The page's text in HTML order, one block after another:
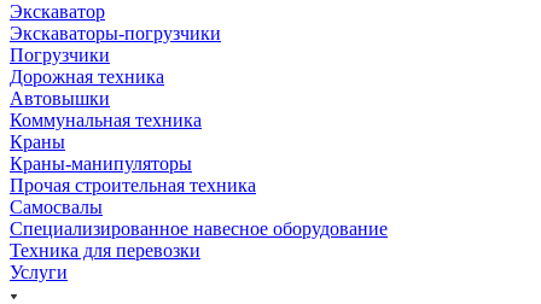
Экскаватор
Экскаваторы-погрузчики
Погрузчики
Дорожная техника
Автовышки
Коммунальная техника
Краны
Краны-манипуляторы
Прочая строительная техника
Самосвалы
Специализированное навесное оборудование
Техника для перевозки
Услуги